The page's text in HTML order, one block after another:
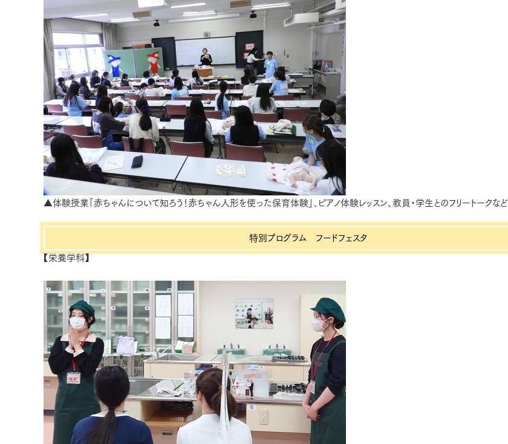
▲体験授業「赤ちゃんについて知ろう！赤ちゃん人形を使った保育体験」、ピアノ体験レッスン、教員・学生とのフリートークなど
特別プログラム フードフェスタ
【栄養学科】